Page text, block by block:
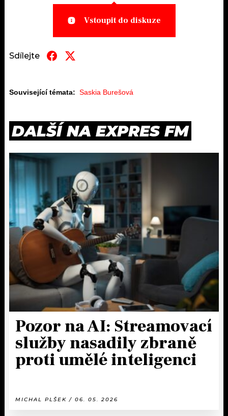
Vstoupit do diskuze
Sdílejte
Související témata: Saskia Burešová
DALŠÍ NA EXPRES FM
Pozor na AI: Streamovací
služby nasadily zbraně
proti umělé inteligenci
MICHAL PLŠEK / 06. 05. 2026